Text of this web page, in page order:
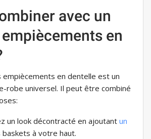
avec un
en
empiècements en dentelle est un
robe universel. Il peut être combiné
un look décontracté en ajoutant un
à votre haut.